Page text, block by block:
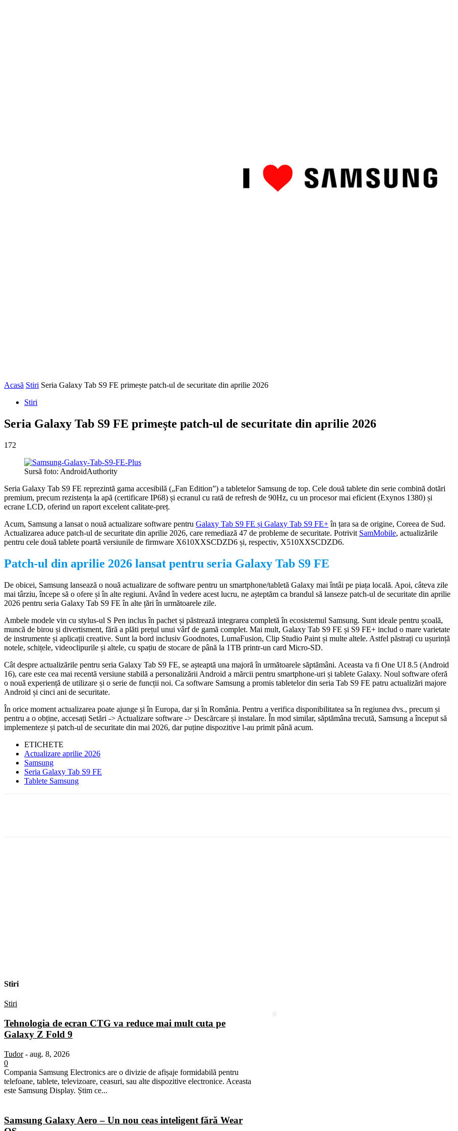
Acasă Stiri Seria Galaxy Tab S9 FE primește patch-ul de securitate din aprilie 2026
Stiri
Seria Galaxy Tab S9 FE primește patch-ul de securitate din aprilie 2026
172
Sursă foto: AndroidAuthority
Seria Galaxy Tab S9 FE reprezintă gama accesibilă („Fan Edition”) a tabletelor Samsung de top. Cele două tablete din serie combină dotări
premium, precum rezistența la apă (certificare IP68) și ecranul cu rată de refresh de 90Hz, cu un procesor mai eficient (Exynos 1380) și
ecrane LCD, oferind un raport excelent calitate-preț.
Acum, Samsung a lansat o nouă actualizare software pentru Galaxy Tab S9 FE și Galaxy Tab S9 FE+în țara sa de origine, Coreea de Sud.
Actualizarea aduce patch-ul de securitate din aprilie 2026, care remediază 47 de probleme de securitate. Potrivit SamMobile, actualizările
pentru cele două tablete poartă versiunile de firmware X610XXSCDZD6 și, respectiv, X510XXSCDZD6.
Patch-ul din aprilie 2026 lansat pentru seria Galaxy Tab S9 FE
De obicei, Samsung lansează o nouă actualizare de software pentru un smartphone/tabletă Galaxy mai întâi pe piața locală. Apoi, câteva zile
mai târziu, începe să o ofere și în alte regiuni. Având în vedere acest lucru, ne așteptăm ca brandul să lanseze patch-ul de securitate din aprilie
2026 pentru seria Galaxy Tab S9 FE în alte țări în următoarele zile.
Ambele modele vin cu stylus-ul S Pen inclus în pachet și păstrează integrarea completă în ecosistemul Samsung. Sunt ideale pentru școală,
muncă de birou și divertisment, fără a plăti prețul unui vârf de gamă complet. Mai mult, Galaxy Tab S9 FE și S9 FE+ includ o mare varietate
de instrumente și aplicații creative. Sunt la bord inclusiv Goodnotes, LumaFusion, Clip Studio Paint și multe altele. Astfel păstrați cu ușurință
notele, schițele, videoclipurile și altele, cu spațiu de stocare de până la 1TB printr-un card Micro-SD.
Cât despre actualizările pentru seria Galaxy Tab S9 FE, se așteaptă una majoră în următoarele săptămâni. Aceasta va fi One UI 8.5 (Android
16), care este cea mai recentă versiune stabilă a personalizării Android a mărcii pentru smartphone-uri și tablete Galaxy. Noul software oferă
o nouă experiență de utilizare și o serie de funcții noi. Ca software Samsung a promis tabletelor din seria Tab S9 FE patru actualizări majore
Android și cinci ani de securitate.
În orice moment actualizarea poate ajunge și în Europa, dar și în România. Pentru a verifica disponibilitatea sa în regiunea dvs., precum și
pentru a o obține, accesați Setări -> Actualizare software -> Descărcare și instalare. În mod similar, săptămâna trecută, Samsung a început să
implementeze și patch-ul de securitate din mai 2026, dar puține dispozitive l-au primit până acum.
ETICHETE
Actualizare aprilie 2026
Samsung
Seria Galaxy Tab S9 FE
Tablete Samsung
Stiri
Stiri
Tehnologia de ecran CTG va reduce mai mult cuta pe
Galaxy Z Fold 9
Tudor - aug. 8, 2026
0
Compania Samsung Electronics are o divizie de afișaje formidabilă pentru
telefoane, tablete, televizoare, ceasuri, sau alte dispozitive electronice. Aceasta
este Samsung Display. Știm ce...
Samsung Galaxy Aero – Un nou ceas inteligent fără Wear
©